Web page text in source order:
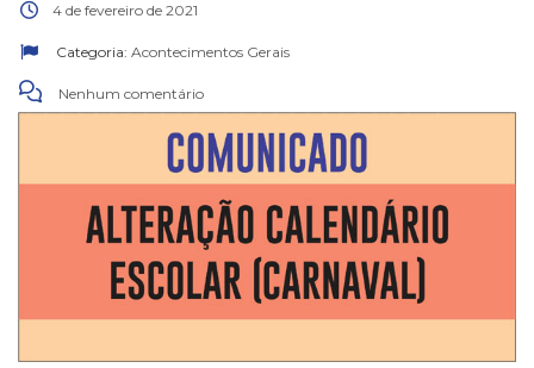
4 de fevereiro de 2021
Categoria: Acontecimentos Gerais
Nenhum comentário